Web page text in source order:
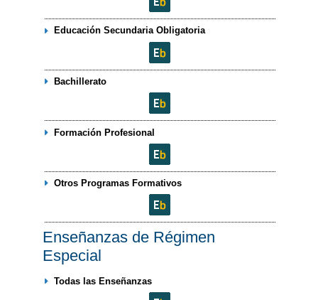
Educación Secundaria Obligatoria
Bachillerato
Formación Profesional
Otros Programas Formativos
Enseñanzas de Régimen
Especial
Todas las Enseñanzas